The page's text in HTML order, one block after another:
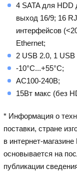
4 SATA для HDD
выход 16/9; 16
интерфейсов
Ethernet;
2 USB 2.0, 1 USB
-10°C...+55°C;
АC100-240В;
15Вт макс (без
* Информация о
поставки, стране
в интернет-
основывается на
публикации